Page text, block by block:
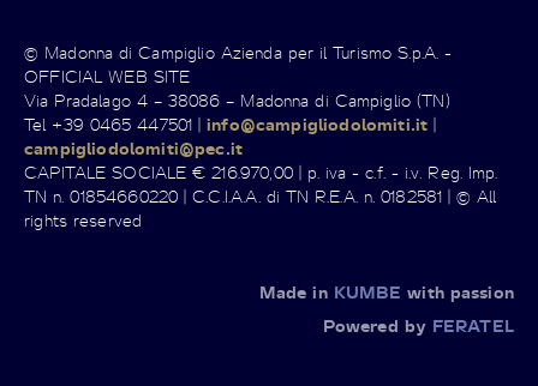
© Madonna di Campiglio Azienda per il Turismo S.p.A. -
OFFICIAL WEB SITE
Via Pradalago 4 – 38086 – Madonna di Campiglio (TN)
Tel +39 0465 447501 |info@campigliodolomiti.it |
campigliodolomiti@pec.it
CAPITALE SOCIALE € 216.970,00 | p. iva - c.f. - i.v. Reg. Imp.
TN n. 01854660220 | C.C.I.A.A. di TN R.E.A. n. 0182581 | © All
rights reserved
Made in KUMBE with passion
Powered by FERATEL